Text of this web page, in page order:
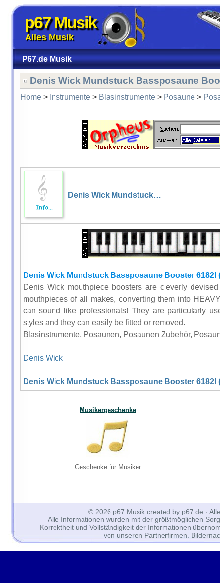
p67 Musik
Alles Musik
P67.de Musik
Denis Wick Mundstuck Bassposaune
Home> Instrumente> Blasinstrumente> Posaune>
Denis Wick Mundstuck…
Denis Wick Mundstuck Bassposaune Booster 6182l
Denis Wick mouthpiece boosters are cleverly
mouthpieces of all makes, converting them into
can sound like professionals! They are particularly
styles and they can easily be fitted or removed.
Blasinstrumente, Posaunen, Posaunen Zubehör,
Denis Wick
Denis Wick Mundstuck Bassposaune Booster
Musikergeschenke
Geschenke für Musiker
© 2026 p67 Musik created by p67.de ·
Alle Informationen wurden mit der größtmöglichen
Korrektheit und Vollständigkeit der Informationen
von unseren Partnerfirmen.